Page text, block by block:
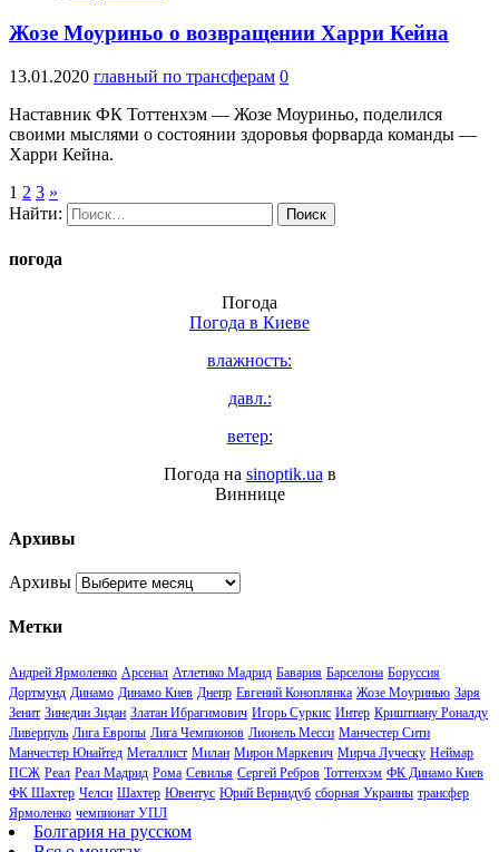
Жозе Моуриньо о возвращении Харри Кейна
13.01.2020 главный по трансферам 0
Наставник ФК Тоттенхэм — Жозе Моуриньо, поделился
своими мыслями о состоянии здоровья форварда команды —
Харри Кейна.
1 2 3 »
Найти:
погода
Погода
Погода в Киеве
влажность:
давл.:
ветер:
Погода на sinoptik.uaв
Виннице
Архивы
Архивы
Метки
Андрей Ярмоленко Арсенал Атлетико Мадрид Бавария Барселона Боруссия
Дортмунд Динамо Динамо Киев Днепр Евгений Коноплянка Жозе Моуринью Заря
Зенит Зинедин Зидан Златан Ибрагимович Игорь Суркис Интер Криштиану Роналду
Ливерпуль Лига Европы Лига Чемпионов Лионель Месси Манчестер Сити
Манчестер Юнайтед Металлист Милан Мирон Маркевич Мирча Луческу Неймар
ПСЖ Реал Реал Мадрид Рома Севилья Сергей Ребров Тоттенхэм ФК Динамо Киев
ФК Шахтер Челси Шахтер Ювентус Юрий Вернидуб сборная Украины трансфер
Ярмоленко чемпионат УПЛ
Болгария на русском